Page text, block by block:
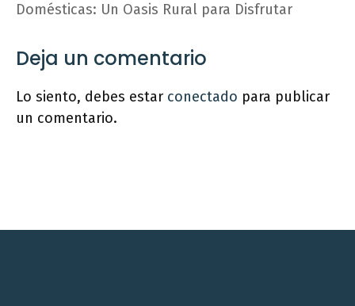
Domésticas: Un Oasis Rural para Disfrutar
Deja un comentario
Lo siento, debes estar conectado para publicar
un comentario.